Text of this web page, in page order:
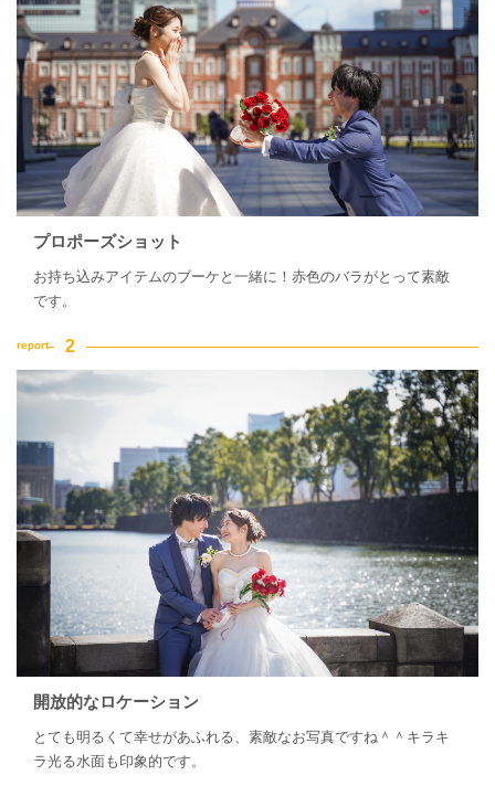
プロポーズショット
お持ち込みアイテムのブーケと一緒に！赤色のバラがとって素敵
です。
開放的なロケーション
とても明るくて幸せがあふれる、素敵なお写真ですね＾＾キラキ
ラ光る水面も印象的です。